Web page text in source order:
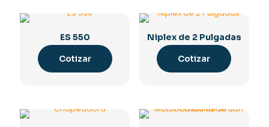
ES 550
Cotizar
Niplex de 2 Pulgadas
Cotizar